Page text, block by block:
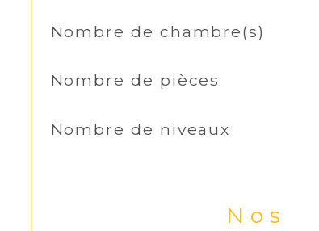
Nombre de chambre(s)
Nombre de pièces
Nombre de niveaux
Nos